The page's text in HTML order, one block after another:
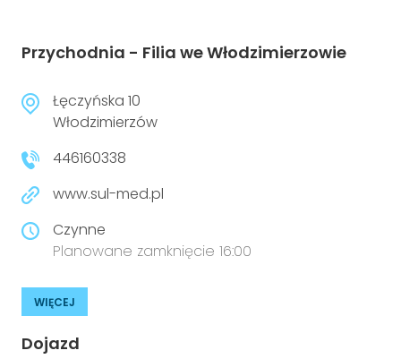
Przychodnia - Filia we Włodzimierzowie
Łęczyńska 10
Włodzimierzów
446160338
www.sul-med.pl
Czynne
Planowane zamknięcie 16:00
WIĘCEJ
Dojazd